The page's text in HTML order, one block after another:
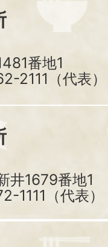
番地1
2111（代表）
井1679番地1
1111（代表）